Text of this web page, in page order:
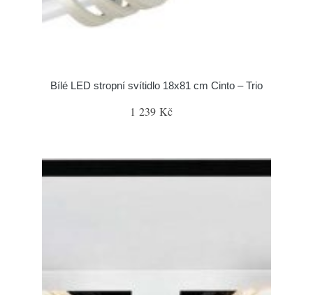
Bílé LED stropní svítidlo 18x81 cm Cinto – Trio
1 239 Kč